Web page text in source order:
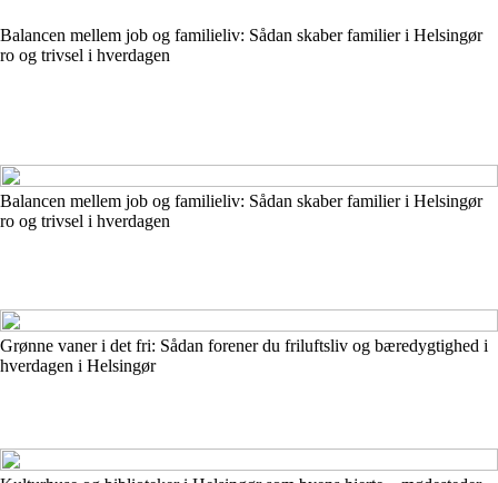
Balancen mellem job og familieliv: Sådan skaber familier i Helsingør
ro og trivsel i hverdagen
Balancen mellem job og familieliv: Sådan skaber familier i Helsingør
ro og trivsel i hverdagen
Grønne vaner i det fri: Sådan forener du friluftsliv og bæredygtighed i
hverdagen i Helsingør